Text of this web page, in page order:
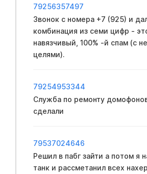
79256357497
Звонок с номера +7 (925) и
комбинация из семи цифр -
навязчивый, 100% -й спам (с
целями).
79254953344
Служба по ремонту
сделали
79537024646
Решил в пабг зайти а потом я
танк и рассметанил всех нахер Идёт враг а